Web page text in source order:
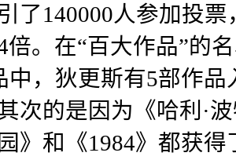
了140000人参加投
倍。在“百大作品”的
中，狄更斯有5部作
次的是因为《哈利·
园》和《1984》都获